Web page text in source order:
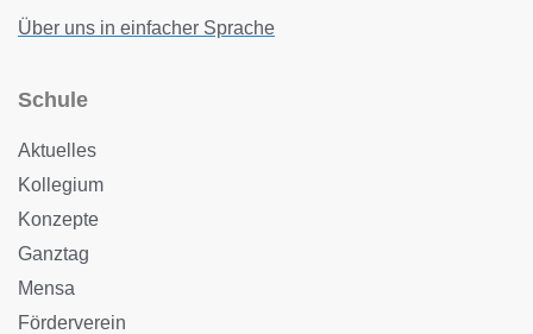
Über uns in einfacher Sprache
Schule
Aktuelles
Kollegium
Konzepte
Ganztag
Mensa
Förderverein